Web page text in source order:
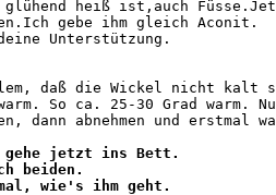
heiß ist,auch
gebe ihm gleich Aconit.
Unterstützung.
daß die Wickel nicht kalt
So ca. 25-30 Grad warm.
dann abnehmen und erstmal
gehe jetzt ins Bett.
beiden.
wie's ihm geht.